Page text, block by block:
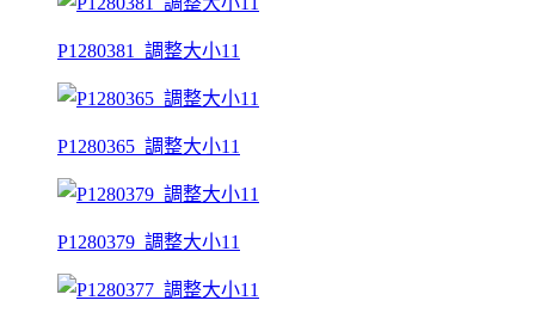
P1280381_調整大小11
P1280365_調整大小11
P1280379_調整大小11